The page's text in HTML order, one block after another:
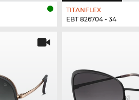
TITANFLEX
EBT 826704 - 34